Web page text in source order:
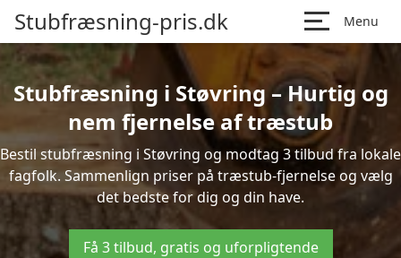
Stubfræsning-pris.dk Menu
Stubfræsning i Støvring – Hurtig og
nem fjernelse af træstub
Bestil stubfræsning i Støvring og modtag 3 tilbud fra lokale
fagfolk. Sammenlign priser på træstub-fjernelse og vælg
det bedste for dig og din have.
Få 3 tilbud, gratis og uforpligtende